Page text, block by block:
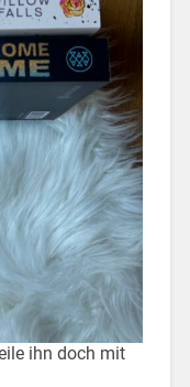
ihn doch mit